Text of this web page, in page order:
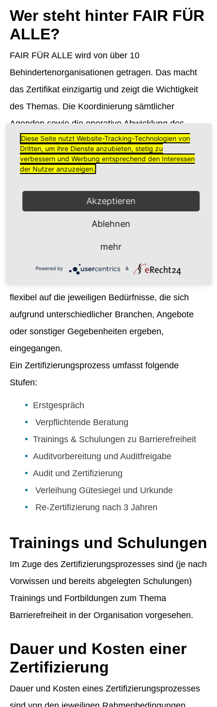
Wer steht hinter FAIR FÜR
ALLE?
FAIR FÜR ALLE wird von über 10
Behindertenorganisationen getragen. Das macht
das Zertifikat einzigartig und zeigt die Wichtigkeit
des Themas. Die Koordinierung sämtlicher
Agenden sowie die operative Abwicklung des
Zertifizierungsprozesses wird
vom ÖZIV Bundesverband durchgeführt. Audit und
Zertifizierung wird von einem unabhängigen
Zertifizierungsinstitut übernommen
- SYSTEMCERT Zertifizierungsges.m.b.H.
Ablauf der Zertifizierung
Eine Zertifizierung läuft nach einem
flexibel auf die jeweiligen Bedürfnisse, die sich
aufgrund unterschiedlicher Branchen, Angebote
oder sonstiger Gegebenheiten ergeben,
eingegangen.
Ein Zertifizierungsprozess umfasst folgende
Stufen:
Erstgespräch
Verpflichtende Beratung
Trainings & Schulungen zu Barrierefreiheit
Auditvorbereitung und Auditfreigabe
Audit und Zertifizierung
Verleihung Gütesiegel und Urkunde
Re-Zertifizierung nach 3 Jahren
Trainings und Schulungen
Im Zuge des Zertifizierungsprozesses sind (je nach
Vorwissen und bereits abgelegten Schulungen)
Trainings und Fortbildungen zum Thema
Barrierefreiheit in der Organisation vorgesehen.
Dauer und Kosten einer
Zertifizierung
Dauer und Kosten eines Zertifizierungsprozesses
Diese Seite nutzt Website-Tracking-Technologien von
Dritten, um ihre Dienste anzubieten, stetig zu
verbessern und Werbung entsprechend den Interessen
der Nutzer anzuzeigen.
Akzeptieren
Ablehnen
mehr
Powered by &